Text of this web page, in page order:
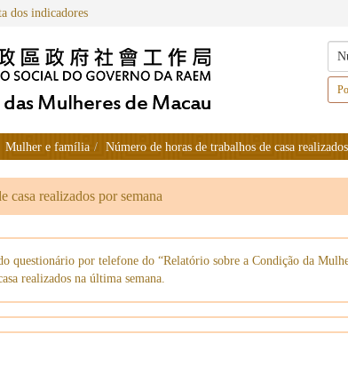
dos indicadores
Mulher e família Número de horas de trabalhos de casa
casa realizados por semana
questionário por telefone do “Relatório sobre a Condição da
realizados na última semana.